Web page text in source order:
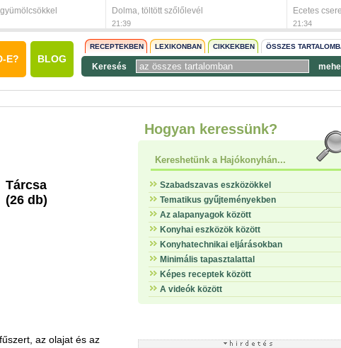
Dolma, töltött szőlőlevél
21:39
Ecetes
21:34
E? BLOG
RECEPTEKBEN LEXIKONBAN CIKKEKBEN ÖSSZES
Keresés
Tárcsa
(26 db)
az olajat és az
Hogyan keressünk?
Kereshetünk a Hajókonyhán...
Szabadszavas eszközökkel
Tematikus gyűjteményekben
Az alapanyagok között
Konyhai eszközök között
Konyhatechnikai eljárásokban
Minimális tapasztalattal
Képes receptek között
A videók között